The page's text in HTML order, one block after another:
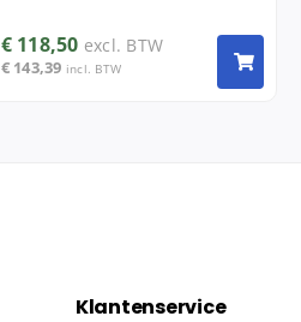
€ 118,50 excl. BTW
€ 143,39 incl. BTW
Klantenservice